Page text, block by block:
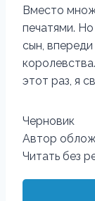
Вместо
печатями.
сын,
этот раз, я
Черновик
Автор
Читать без